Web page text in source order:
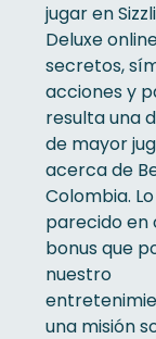
jugar en
Deluxe
secretos,
acciones y
resulta una
de mayor
acerca de
Colombia.
parecido en
bonus que
nuestro
una misión